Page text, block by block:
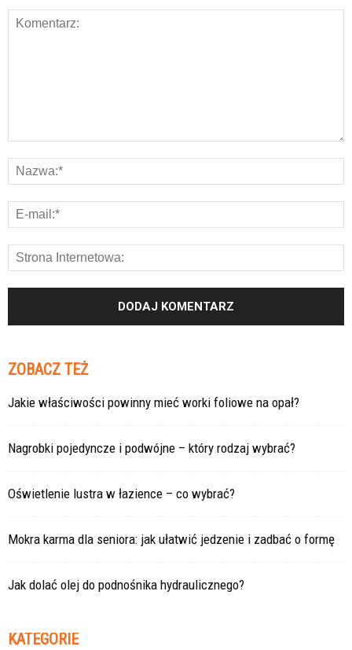
ZOBACZ TEŻ
Jakie właściwości powinny mieć worki foliowe na opał?
Nagrobki pojedyncze i podwójne – który rodzaj wybrać?
Oświetlenie lustra w łazience – co wybrać?
Mokra karma dla seniora: jak ułatwić jedzenie i zadbać o formę
Jak dolać olej do podnośnika hydraulicznego?
KATEGORIE